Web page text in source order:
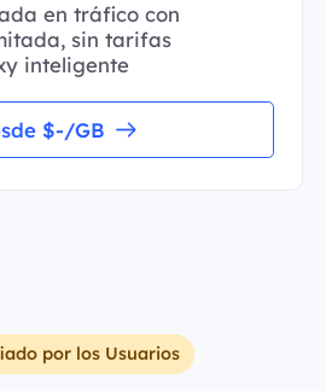
en tráfico con
sin tarifas
inteligente
$-/GB
por los Usuarios